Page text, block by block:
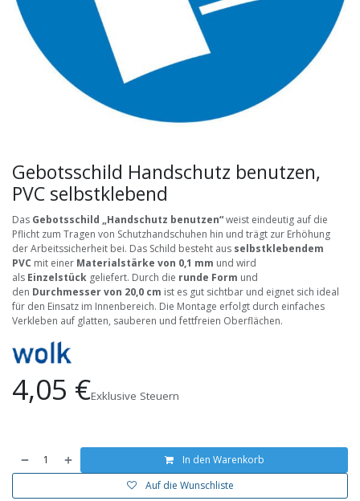
Gebotsschild Handschutz benutzen,
PVC selbstklebend
Das Gebotsschild „Handschutz benutzen“weist eindeutig auf die
Pflicht zum Tragen von Schutzhandschuhen hin und trägt zur Erhöhung
der Arbeitssicherheit bei. Das Schild besteht aus selbstklebendem
PVC mit einer Materialstärke von 0,1 mm und wird
als Einzelstück geliefert. Durch die runde Form und
den Durchmesser von 20,0 cm ist es gut sichtbar und eignet sich ideal
für den Einsatz im Innenbereich. Die Montage erfolgt durch einfaches
Verkleben auf glatten, sauberen und fettfreien Oberflächen.
4,05 €Exklusive Steuern
In den Warenkorb
Auf die Wunschliste